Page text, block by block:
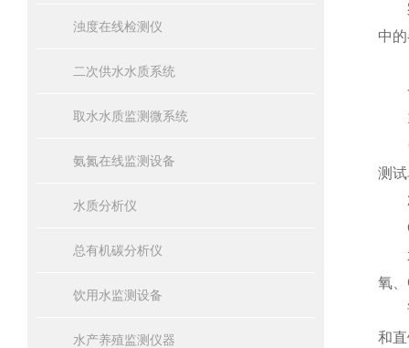
浊度在线检测仪
二次供水水质系统
取水水质监测微系统
氨氮在线监测设备
水质分析仪
总有机碳分析仪
饮用水监测设备
水产养殖监测仪器
中
1.
测
2.
水
氧
该
和